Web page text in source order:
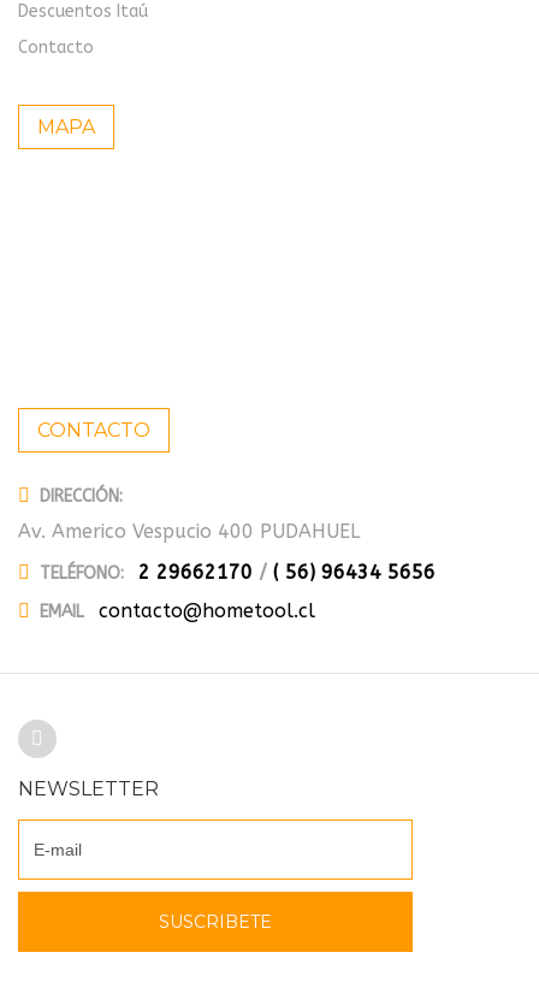
Descuentos Itaú
Contacto
MAPA
CONTACTO
DIRECCIÓN:
Av. Americo Vespucio 400 PUDAHUEL
TELÉFONO: 2 29662170 / ( 56) 96434 5656
EMAIL contacto@hometool.cl
NEWSLETTER